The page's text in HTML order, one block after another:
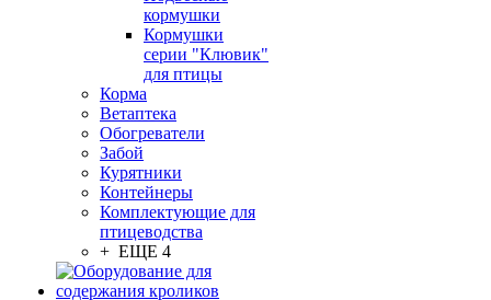
кормушки
Кормушки
серии "Клювик"
для птицы
Корма
Ветаптека
Обогреватели
Забой
Курятники
Контейнеры
Комплектующие для
птицеводства
+ ЕЩЕ 4